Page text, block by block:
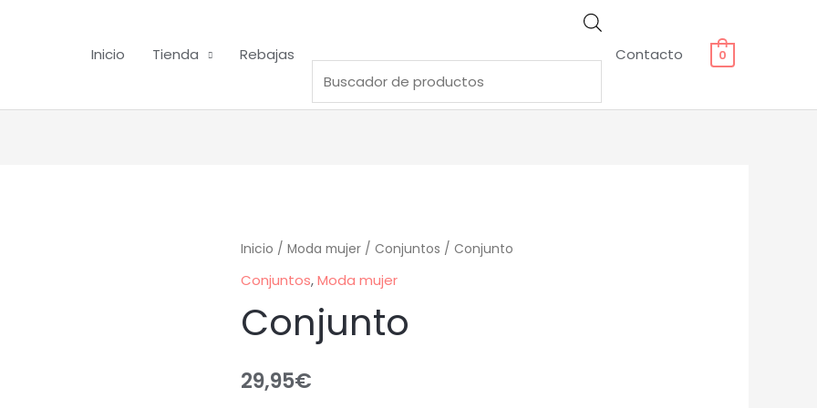
Inicio Tienda Rebajas
Búsqueda
Contacto 0
Inicio / Moda mujer/ Conjuntos / Conjunto
Conjuntos,Moda mujer
Conjunto
29,95€